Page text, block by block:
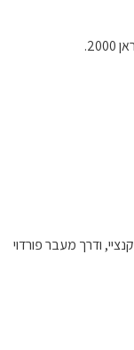
ודרך מעבר פורדוי